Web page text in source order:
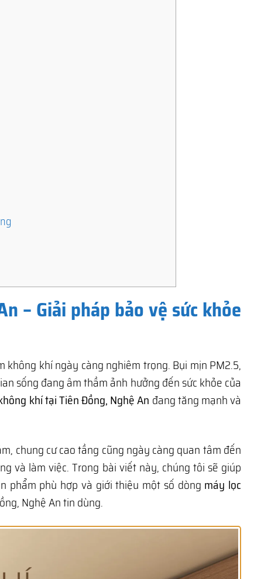
– Giải pháp bảo vệ sức khỏe
khí ngày càng nghiêm trọng. Bụi mịn PM2.5,
sống đang âm thầm ảnh hưởng đến sức khỏe của
khí tại Tiên Đồng, Nghệ An đang tăng mạnh và
chung cư cao tầng cũng ngày càng quan tâm đến
và làm việc. Trong bài viết này, chúng tôi sẽ giúp
phẩm phù hợp và giới thiệu một số dòng máy lọc
Nghệ An tin dùng.